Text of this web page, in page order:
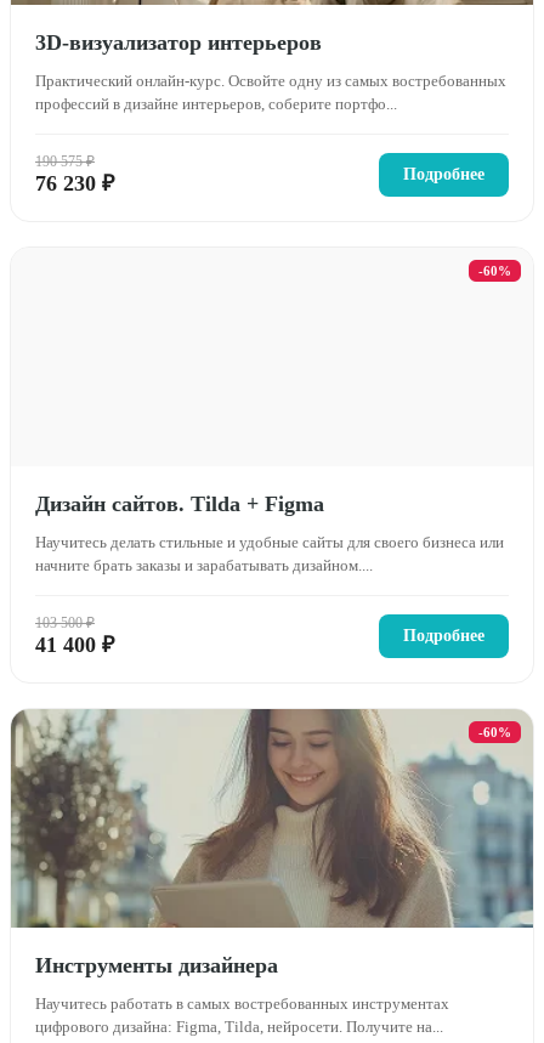
3D-визуализатор интерьеров
Практический онлайн-курс. Освойте одну из самых востребованных
профессий в дизайне интерьеров, соберите портфо...
190 575 ₽
76 230 ₽ Подробнее
-60%
Дизайн сайтов. Tilda + Figma
Научитесь делать стильные и удобные сайты для своего бизнеса или
начните брать заказы и зарабатывать дизайном....
103 500 ₽
41 400 ₽ Подробнее
-60%
Инструменты дизайнера
Научитесь работать в самых востребованных инструментах
цифрового дизайна: Figma, Tilda, нейросети. Получите на...